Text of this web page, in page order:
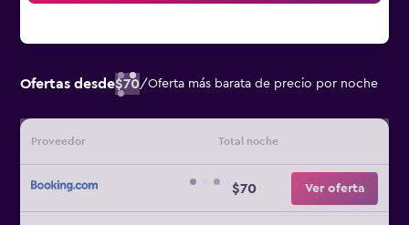
Ofertas desde$70/Oferta más barata de precio por noche
Proveedor Total noche
$70 Ver oferta